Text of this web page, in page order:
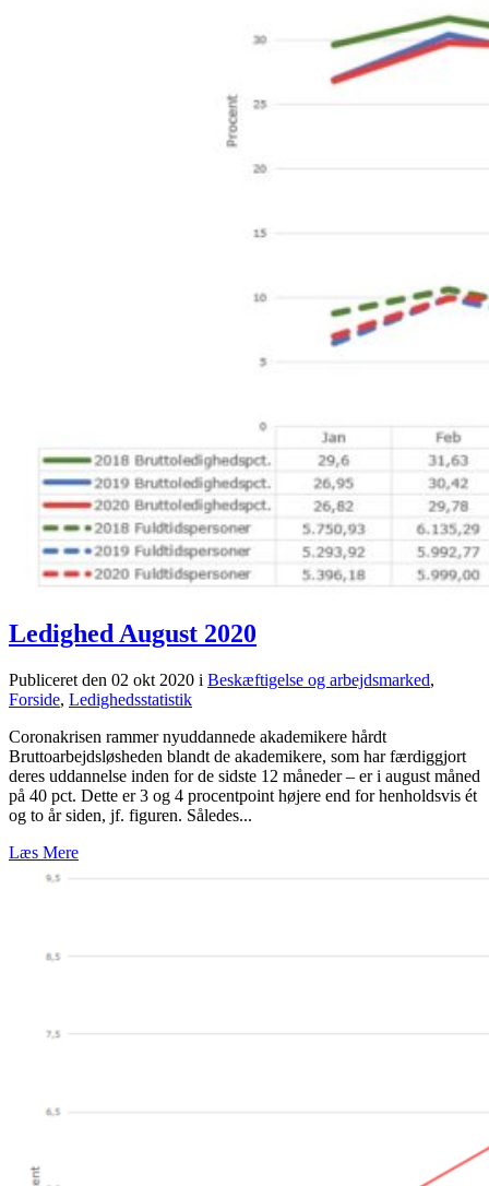
Ledighed August 2020
Publiceret den 02 okt 2020 i Beskæftigelse og arbejdsmarked,
Forside, Ledighedsstatistik
Coronakrisen rammer nyuddannede akademikere hårdt
Bruttoarbejdsløsheden blandt de akademikere, som har færdiggjort
deres uddannelse inden for de sidste 12 måneder – er i august måned
på 40 pct. Dette er 3 og 4 procentpoint højere end for henholdsvis ét
og to år siden, jf. figuren. Således...
Læs Mere